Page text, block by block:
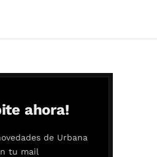
ahora!
de Urbana
tu mail